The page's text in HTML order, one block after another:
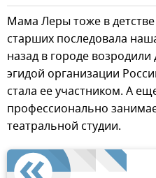
Мама Леры тоже в
старших последовала
назад в городе
эгидой организации
стала ее участником. А
профессионально
театральной студии.